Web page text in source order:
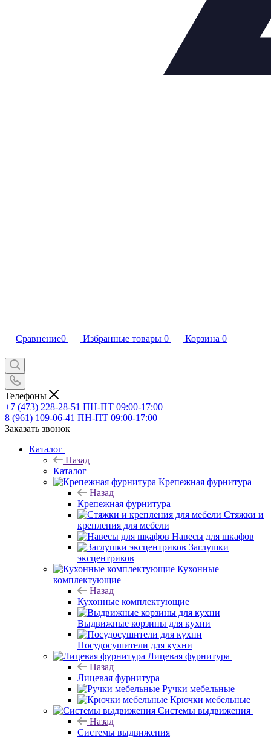
Сравнение0 Избранные товары 0 Корзина 0
Телефоны
+7 (473) 228-28-51 ПН-ПТ 09:00-17:00
8 (961) 109-06-41 ПН-ПТ 09:00-17:00
Заказать звонок
Каталог
Назад
Каталог
Крепежная фурнитура
Назад
Крепежная фурнитура
Стяжки и
крепления для мебели
Навесы для шкафов
Заглушки
эксцентриков
Кухонные
комплектующие
Назад
Кухонные комплектующие
Выдвижные корзины для кухни
Посудосушители для кухни
Лицевая фурнитура
Назад
Лицевая фурнитура
Ручки мебельные
Крючки мебельные
Системы выдвижения
Назад
Системы выдвижения